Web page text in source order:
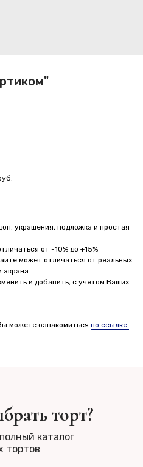
украшения, подложка и простая
от -10% до +15%
может отличаться от реальных
экрана.
и добавить, с учётом Ваших
можете ознакомиться по ссылке.
торт?
каталог
тортов